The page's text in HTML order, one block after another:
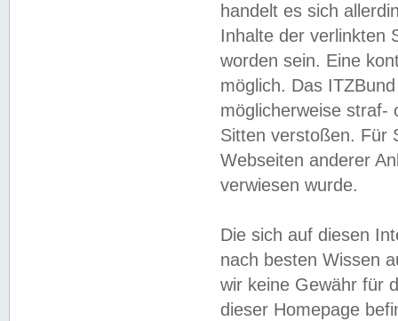
handelt es sich
Inhalte der verlinkten
worden sein. Eine
möglich. Das
möglicherweise straf-
Sitten verstoßen. Für
Webseiten anderer
verwiesen wurde.
Die sich auf diesen
nach besten Wissen
wir keine Gewähr für
dieser Homepage